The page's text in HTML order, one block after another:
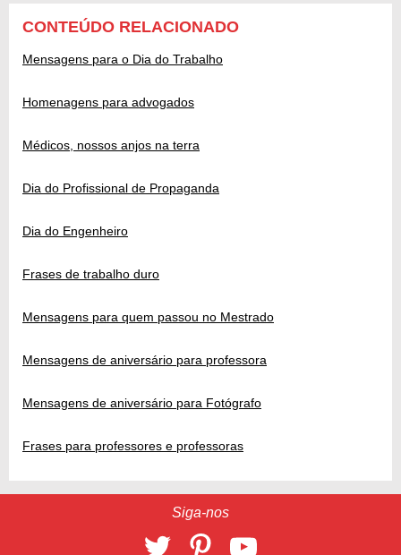
CONTEÚDO RELACIONADO
Mensagens para o Dia do Trabalho
Homenagens para advogados
Médicos, nossos anjos na terra
Dia do Profissional de Propaganda
Dia do Engenheiro
Frases de trabalho duro
Mensagens para quem passou no Mestrado
Mensagens de aniversário para professora
Mensagens de aniversário para Fotógrafo
Frases para professores e professoras
Siga-nos